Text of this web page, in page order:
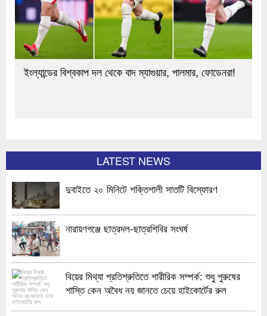
ইংল্যান্ডের বিশ্বকাপ দল থেকে বাদ ম্যাগুয়ার, পালমার, ফোডেনরা!
LATEST NEWS
দুবাইতে ২০ মিনিটে শক্তিশালী সাতটি বিস্ফোরণ
নারায়ণগঞ্জে ছাত্রদল-ছাত্রশিবির সংঘর্ষ
বিয়ের মিথ্যা প্রতিশ্রুতিতে শারীরিক সম্পর্ক: শুধু পুরুষের
শাস্তি কেন অবৈধ নয় জানতে চেয়ে হাইকোর্টের রুল